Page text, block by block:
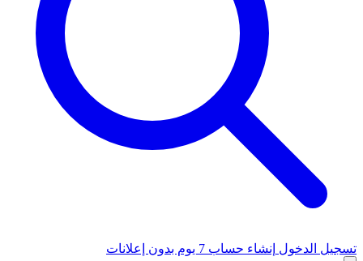
تسجيل الدخول إنشاء حساب 7 يوم بدون إعلانات